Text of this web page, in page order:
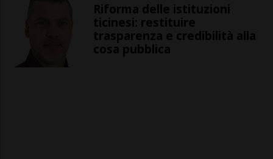
Riforma delle istituzioni
ticinesi: restituire
trasparenza e credibilità alla
cosa pubblica